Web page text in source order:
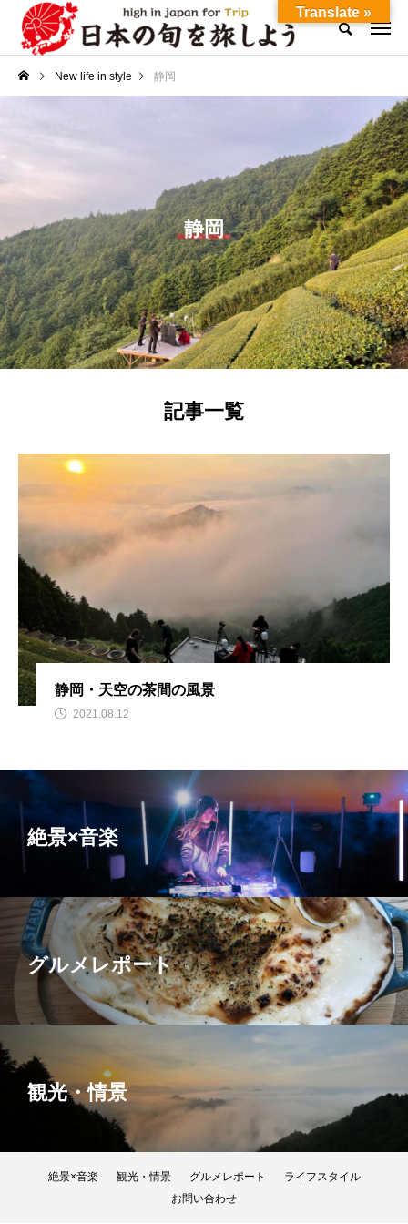
New life in style 静岡
静岡
記事一覧
静岡・天空の茶間の風景
2021.08.12
絶景×音楽
グルメレポート
観光・情景
絶景×音楽 観光・情景 グルメレポート
ライフスタイル
お問い合わせ
Translate »